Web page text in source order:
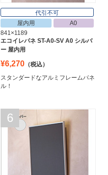
代引不可
屋内用
A0
841×1189
エコイレパネ ST-A0-SV A0 シルバ
ー 屋内用
¥6,270 （税込）
スタンダードなアルミフレームパネ
ル！
6